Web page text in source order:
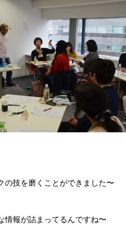
技を磨くことができました〜
情報が詰まってるんですね〜